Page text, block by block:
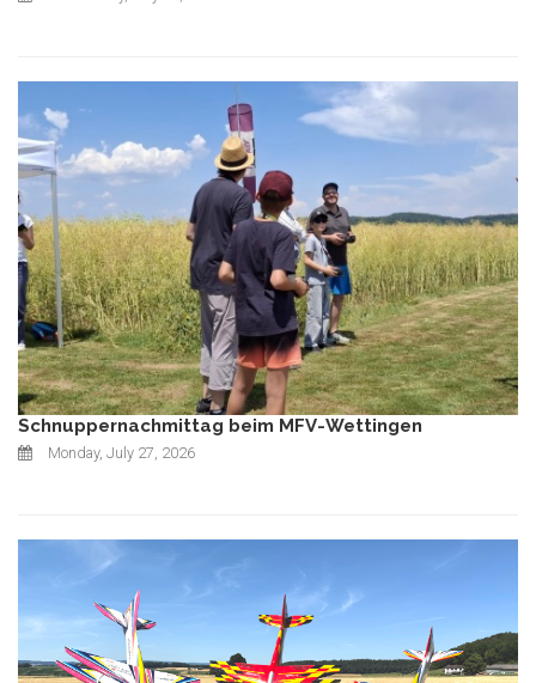
Schnuppernachmittag beim MFV-Wettingen
Monday, July 27, 2026